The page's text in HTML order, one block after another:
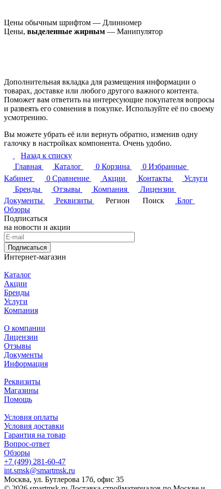
Цены обычным шрифтом — Длинномер
Цены, выделенные жирным — Манипулятор
Дополнительная вкладка для размещения информации о
товарах, доставке или любого другого важного контента.
Поможет вам ответить на интересующие покупателя вопросы
и развеять его сомнения в покупке. Используйте её по своему
усмотрению.
Вы можете убрать её или вернуть обратно, изменив одну
галочку в настройках компонента. Очень удобно.
Назад к списку
Главная
Каталог 0 Корзина 0 Избранные
Кабинет
0 Сравнение Акции Контакты
Услуги
Бренды
Отзывы Компания
Лицензии
Документы
Реквизиты Регион Поиск
Блог
Обзоры
Подписаться
на новости и акции
Подписаться
Интернет-магазин
Каталог
Акции
Бренды
Услуги
Компания
О компании
Лицензии
Отзывы
Документы
Информация
Реквизиты
Магазины
Помощь
Условия оплаты
Условия доставки
Гарантия на товар
Вопрос-ответ
Обзоры
+7 (499) 281-60-47
int.smsk@smartmsk.ru
Москва, ул. Бутлерова 17б, офис 35